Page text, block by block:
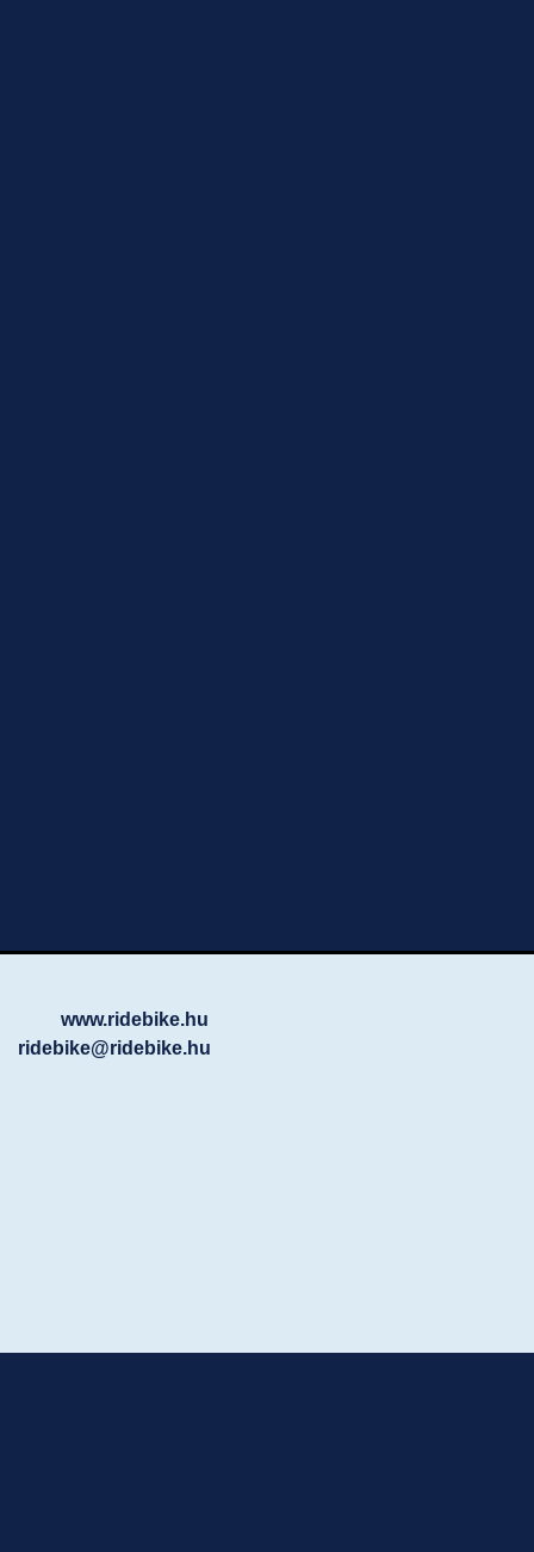
www.ridebike.hu
ridebike@ridebike.hu